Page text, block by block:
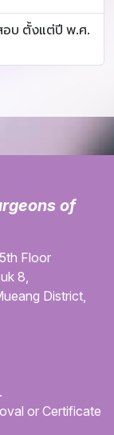
อบ ตั้งแต่ปี พ.ศ.
of
5th Floor
8,
District,
or Certificate